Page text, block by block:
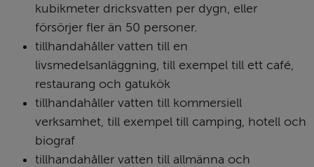
kubikmeter dricksvatten per dygn, eller
försörjer fler än 50 personer.
tillhandahåller vatten till en
livsmedelsanläggning, till exempel till ett café,
restaurang och gatukök
tillhandahåller vatten till kommersiell
verksamhet, till exempel till camping, hotell och
biograf
tillhandahåller vatten till allmänna och